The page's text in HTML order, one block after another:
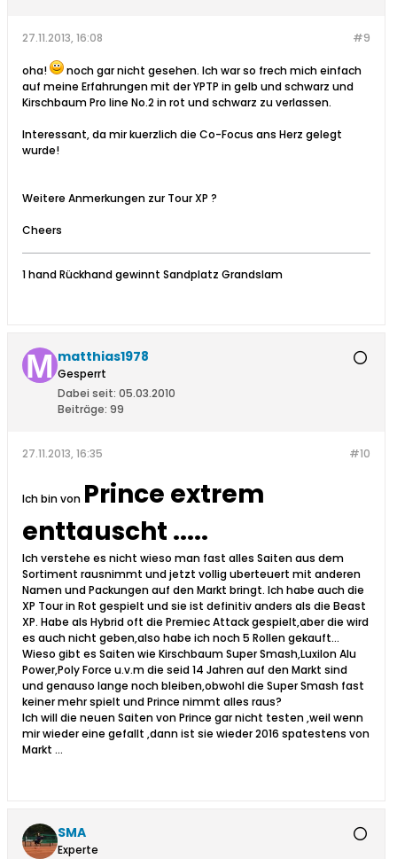
#9
27.11.2013, 16:08
oha!
noch gar nicht gesehen. Ich war so frech mich einfach
auf meine Erfahrungen mit der YPTP in gelb und schwarz und
Kirschbaum Pro line No.2 in rot und schwarz zu verlassen.
Interessant, da mir kuerzlich die Co-Focus ans Herz gelegt
wurde!
Weitere Anmerkungen zur Tour XP ?
Cheers
1 hand Rückhand gewinnt Sandplatz Grandslam
matthias1978
Gesperrt
Dabei seit: 05.03.2010
Beiträge: 99
#10
27.11.2013, 16:35
Ich bin von Prince extrem
enttauscht .....
Ich verstehe es nicht wieso man fast alles Saiten aus dem
Sortiment rausnimmt und jetzt vollig uberteuert mit anderen
Namen und Packungen auf den Markt bringt. Ich habe auch die
XP Tour in Rot gespielt und sie ist definitiv anders als die Beast
XP. Habe als Hybrid oft die Premiec Attack gespielt,aber die wird
es auch nicht geben,also habe ich noch 5 Rollen gekauft...
Wieso gibt es Saiten wie Kirschbaum Super Smash,Luxilon Alu
Power,Poly Force u.v.m die seid 14 Jahren auf den Markt sind
und genauso lange noch bleiben,obwohl die Super Smash fast
keiner mehr spielt und Prince nimmt alles raus?
Ich will die neuen Saiten von Prince gar nicht testen ,weil wenn
mir wieder eine gefallt ,dann ist sie wieder 2016 spatestens von
Markt ...
SMA
Experte